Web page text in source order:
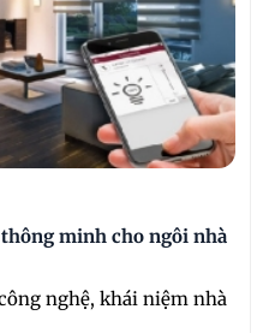
minh cho ngôi nhà
nghệ, khái niệm nhà